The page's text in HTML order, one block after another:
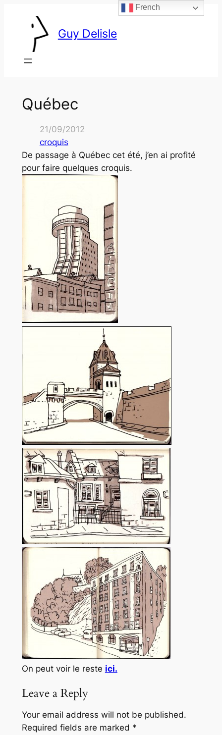
Guy Delisle
Québec
21/09/2012
croquis
De passage à Québec cet été, j’en ai profité
pour faire quelques croquis.
On peut voir le reste ici.
Leave a Reply
Your email address will not be published.
Required fields are marked *
French